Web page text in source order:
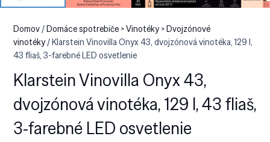
Domov/Domáce spotrebiče > Vinotéky > Dvojzónové
vinotéky/ Klarstein Vinovilla Onyx 43, dvojzónová vinotéka, 129 l,
43 fliaš, 3-farebné LED osvetlenie
Klarstein Vinovilla Onyx 43,
dvojzónová vinotéka, 129 l, 43 fliaš,
3-farebné LED osvetlenie